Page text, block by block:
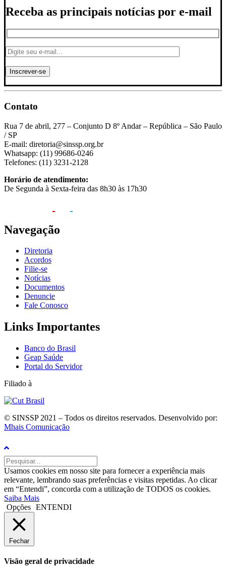
Receba as principais notícias por e-mail
Contato
Rua 7 de abril, 277 – Conjunto D 8º Andar – República – São Paulo
/ SP
E-mail: diretoria@sinssp.org.br
Whatsapp: (11) 99686-0246
Telefones: (11) 3231-2128
Horário de atendimento:
De Segunda à Sexta-feira das 8h30 às 17h30
Navegação
Diretoria
Acordos
Filie-se
Notícias
Documentos
Denuncie
Fale Conosco
Links Importantes
Banco do Brasil
Geap Saúde
Portal do Servidor
Filiado à
© SINSSP 2021 – Todos os direitos reservados. Desenvolvido por:
Mhais Comunicação
Usamos cookies em nosso site para fornecer a experiência mais
relevante, lembrando suas preferências e visitas repetidas. Ao clicar
em “Entendi”, concorda com a utilização de TODOS os cookies.
Saiba Mais
Opções ENTENDI
Fechar
Visão geral de privacidade